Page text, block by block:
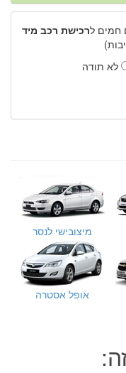
חמים לרכישת רכב מיד
לא תודה
מיצובישי לנסר
אופל אסטרה